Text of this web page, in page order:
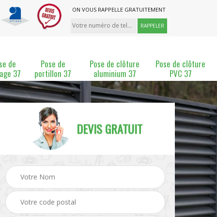
ON VOUS RAPPELLE GRATUITEMENT
de
37
Pose de
portillon 37
Pose de clôture
aluminium 37
Pose de clôture
PVC 37
Pose et changement de Pose de grillage 37
DEVIS GRATUIT